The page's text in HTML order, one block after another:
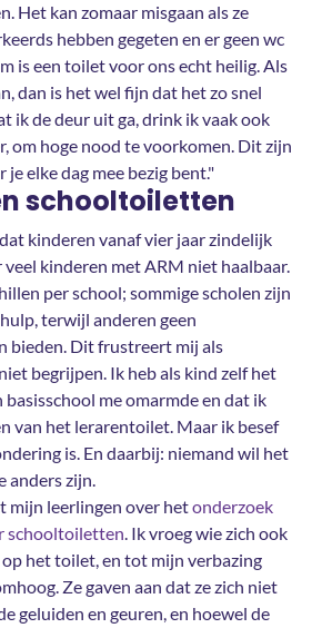
Het kan zomaar misgaan als ze
hebben gegeten en er geen wc
is een toilet voor ons echt heilig. Als
dan is het wel fijn dat het zo snel
ik de deur uit ga, drink ik vaak ook
om hoge nood te voorkomen. Dit zijn
elke dag mee bezig bent."
schooltoiletten
kinderen vanaf vier jaar zindelijk
veel kinderen met ARM niet haalbaar.
per school; sommige scholen zijn
terwijl anderen geen
bieden. Dit frustreert mij als
begrijpen. Ik heb als kind zelf het
me omarmde en dat ik
van het lerarentoilet. Maar ik besef
is. En daarbij: niemand wil het
anders zijn.
mijn leerlingen over hetonderzoek
schooltoiletten. Ik vroeg wie zich ook
het toilet, en tot mijn verbazing
Ze gaven aan dat ze zich niet
geluiden en geuren, en hoewel de